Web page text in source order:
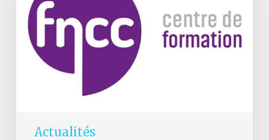
Actualités
FNCC
reprennent
septembre